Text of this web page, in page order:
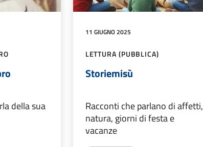
della sua
11 GIUGNO 2025
LETTURA (PUBBLICA)
Storiemisù
Racconti che parlano di affetti,
natura, giorni di festa e
vacanze